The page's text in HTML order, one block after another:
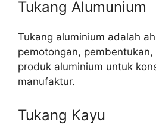
Tukang Alumunium
Tukang aluminium adalah
pemotongan,
produk aluminium untuk
manufaktur.
Tukang Kayu